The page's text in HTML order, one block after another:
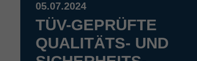
05.07.2024
TÜV-GEPRÜFTE
QUALITÄTS- UND